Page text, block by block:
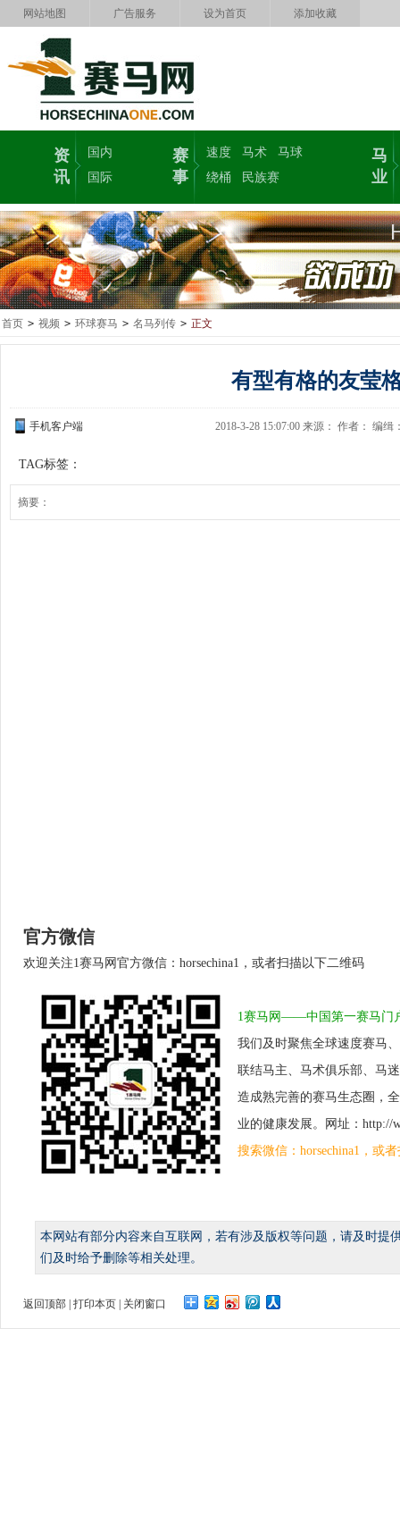
网站地图 广告服务 设为首页 添加收藏
资
讯
国内
国际
赛
事
速度 马术
马球
绕桶
民族赛
马
业
首页 > 视频 > 环球赛马 > 名马列传 > 正文
有型有格的友莹
手机客户端 2018-3-28 15:07:00 来源： 作者： 编缉
TAG标签：
摘要：
官方微信
欢迎关注1赛马网官方微信：horsechina1，或者扫描以下二维码
1赛马网——中国第一赛马门
我们及时聚焦全球速度赛马
联结马主、马术俱乐部、马
造成熟完善的赛马生态圈，
业的健康发展。网址：http://
搜索微信：horsechina1，或
本网站有部分内容来自互联网，若有涉及版权等问题，请及时提
们及时给予删除等相关处理。
返回顶部 打印本页 关闭窗口